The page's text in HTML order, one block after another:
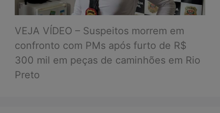
VEJA VÍDEO – Suspeitos morrem em
confronto com PMs após furto de R$
300 mil em peças de caminhões em Rio
Preto